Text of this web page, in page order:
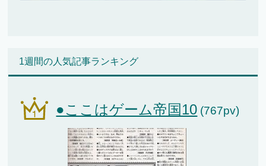
1週間の人気記事ランキング
●ここはゲーム帝国10 (767pv)